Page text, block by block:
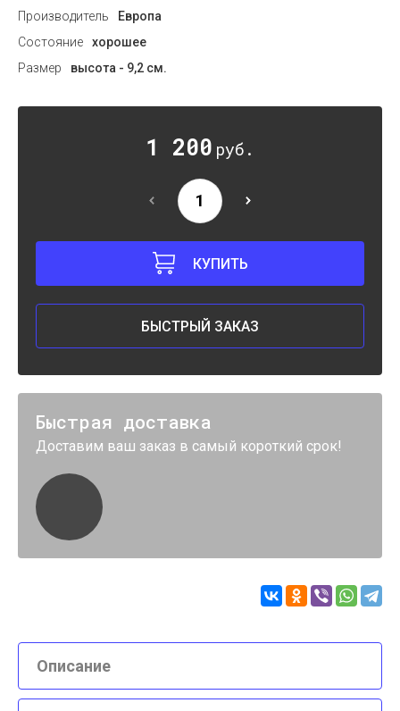
Производитель
Европа
Состояние
хорошее
Размер
высота - 9,2 см.
1 200 руб.
КУПИТЬ
БЫСТРЫЙ ЗАКАЗ
Быстрая доставка
Доставим ваш заказ в самый короткий срок!
Описание